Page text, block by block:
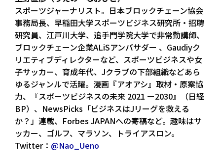
スポーツジャーナリスト。日本ブロックチェーン協会
事務局長、早稲田大学スポーツビジネス研究所・招聘
研究員、江戸川大学、追手門学院大学で非常勤講師、
ブロックチェーン企業ALiSアンバサダー 、Gaudiyク
リエティブディレクターなど、スポーツビジネスや女
子サッカー、育成年代、Jクラブの下部組織などあら
ゆるジャンルで活躍。漫画『アオアシ』取材・原案協
力、『スポーツビジネスの未来 2021 ー2030』（日経
BP）、NewsPicks「ビジネスはJリーグを救える
か？」連載、Forbes JAPANへの寄稿など。趣味はサ
ッカー、ゴルフ、マラソン、トライアスロン。
Twitter： @Nao_Ueno